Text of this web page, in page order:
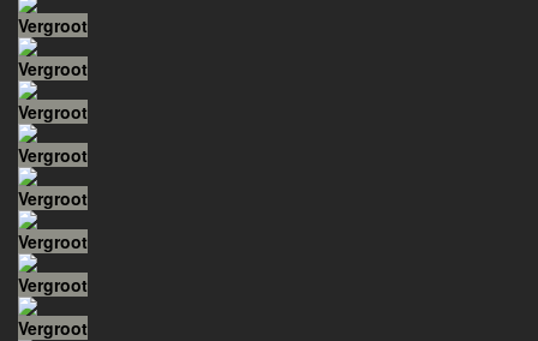
Vergroot
Vergroot
Vergroot
Vergroot
Vergroot
Vergroot
Vergroot
Vergroot